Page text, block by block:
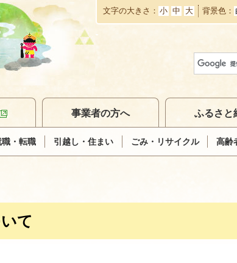
本
文
移
文字の大きさ 小 中 大 背景色
職・転職 引越し・住まい ごみ・リサイクル 高齢
事業者の方へ ふるさと
て